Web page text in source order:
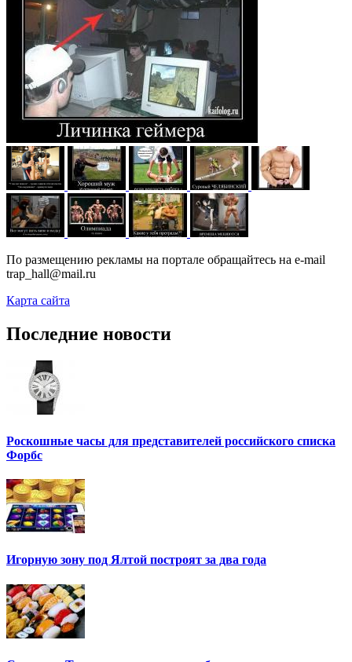
По размещению рекламы на портале обращайтесь на e-mail
trap_hall@mail.ru
Карта сайта
Последние новости
Роскошные часы для представителей российского списка
Форбс
Игорную зону под Ялтой построят за два года